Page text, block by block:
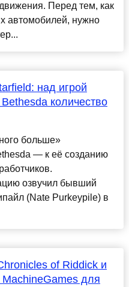
Перед тем, как
автомобилей, нужно
над игрой
количество
больше»
— к её созданию
озвучил бывший
(Nate Purkeypile) в
of Riddick и
для